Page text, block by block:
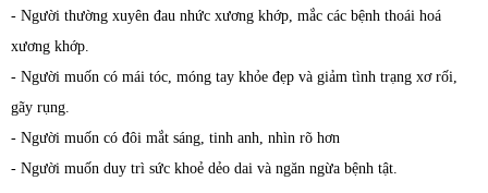
- Người thường xuyên đau nhức xương khớp, mắc các bệnh thoái hoá
xương khớp.
- Người muốn có mái tóc, móng tay khỏe đẹp và giảm tình trạng xơ rối,
gãy rụng.
- Người muốn có đôi mắt sáng, tinh anh, nhìn rõ hơn
- Người muốn duy trì sức khoẻ dẻo dai và ngăn ngừa bệnh tật.